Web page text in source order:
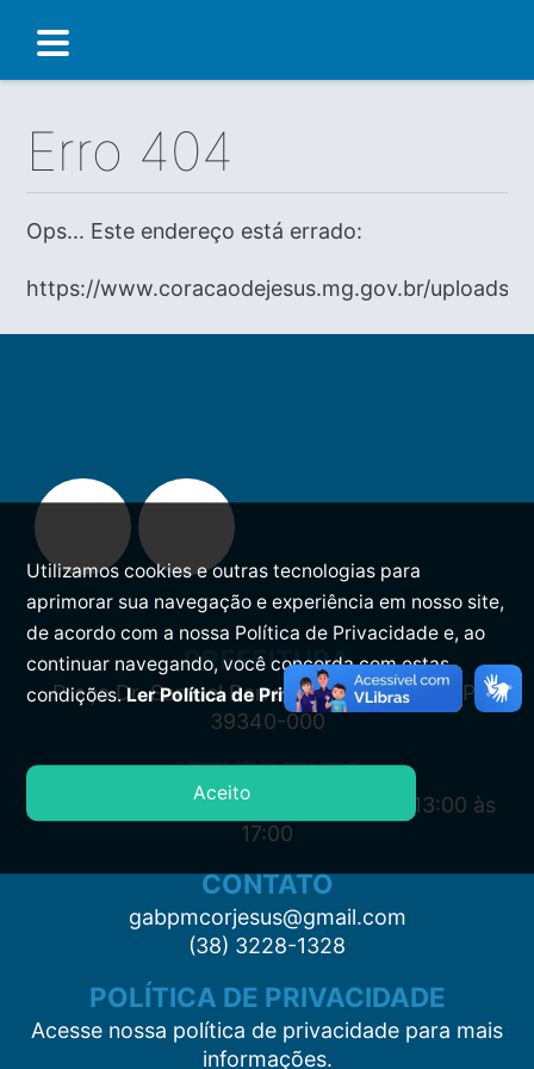
Erro 404
Ops... Este endereço está errado:
https://www.coracaodejesus.mg.gov.br/uploads/
PREFEITURA
Praça Dr. Samuel Barreto, s/n, Centro CEP:
39340-000
ATENDIMENTO
Segunda à Sexta: 7:00 às 11:00 e das 13:00 às
17:00
CONTATO
gabpmcorjesus@gmail.com
(38) 3228-1328
POLÍTICA DE PRIVACIDADE
Acesse nossa política de privacidade para mais
informações.
Utilizamos cookies e outras tecnologias para
aprimorar sua navegação e experiência em nosso site,
de acordo com a nossa Política de Privacidade e, ao
continuar navegando, você concorda com estas
condições.Ler Política de Privacidade.
Aceito